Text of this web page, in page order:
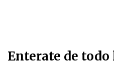
Enterate de todo